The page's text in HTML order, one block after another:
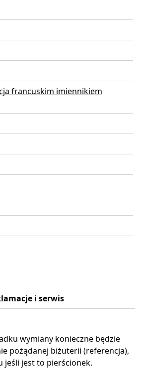
francuskim imiennikiem
i serwis
wymiany konieczne będzie
pożądanej biżuterii (referencja),
jeśli jest to pierścionek.